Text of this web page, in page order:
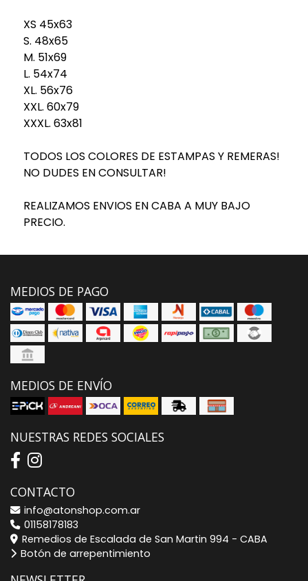
XS 45x63
S. 48x65
M. 51x69
L. 54x74
XL. 56x76
XXL. 60x79
XXXL. 63x81
TODOS LOS COLORES DE ESTAMPAS Y REMERAS!
NO DUDES EN CONSULTAR!
REALIZAMOS ENVIOS EN CABA A MUY BAJO
PRECIO.
MEDIOS DE PAGO
MEDIOS DE ENVÍO
NUESTRAS REDES SOCIALES
CONTACTO
info@atonshop.com.ar
01158178183
Remedios de Escalada de San Martin 994 - CABA
Botón de arrepentimiento